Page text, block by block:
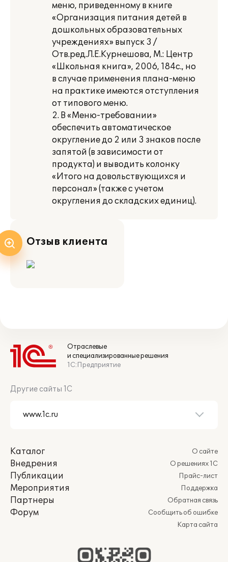
меню, приведенному в книге
«Организация питания детей в
дошкольных образовательных
учреждениях» выпуск 3 /
Отв.ред.Л.Е.Курнешова, М.: Центр
«Школьная книга», 2006, 184с., но
в случае применения плана-меню
на практике имеются отступления
от типового меню.
2. В «Меню-требовании»
обеспечить автоматическое
округление до 2 или 3 знаков после
запятой (в зависимости от
продукта) и выводить колонку
«Итого на довольствующихся и
персонал» (также с учетом
округления до складских единиц).
Отзыв клиента
Отраслевые
и специализированные решения
1С:Предприятие
Другие сайты 1С
Каталог
Внедрения
Публикации
Мероприятия
Партнеры
Форум
О сайте
О решениях 1С
Прайс-лист
Поддержка
Обратная связь
Сообщить об ошибке
Карта сайта